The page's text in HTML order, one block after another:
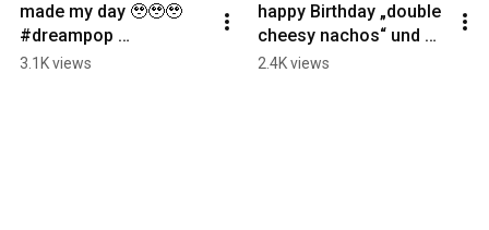
made my day 🥹🥹🥹
#dreampop
#doublecheesynachos
3.1K views
happy Birthday „double
cheesy nachos“ und
mir selber, dieser Song
2.4K views